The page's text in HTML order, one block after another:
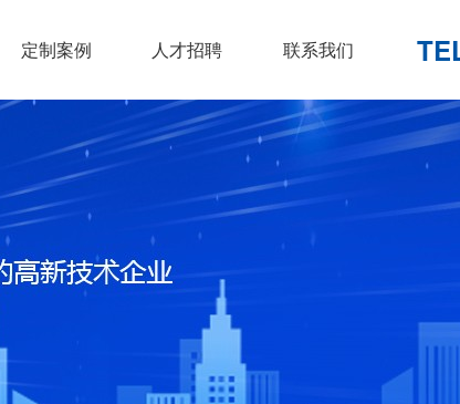
定制案例 人才招聘 联系我们